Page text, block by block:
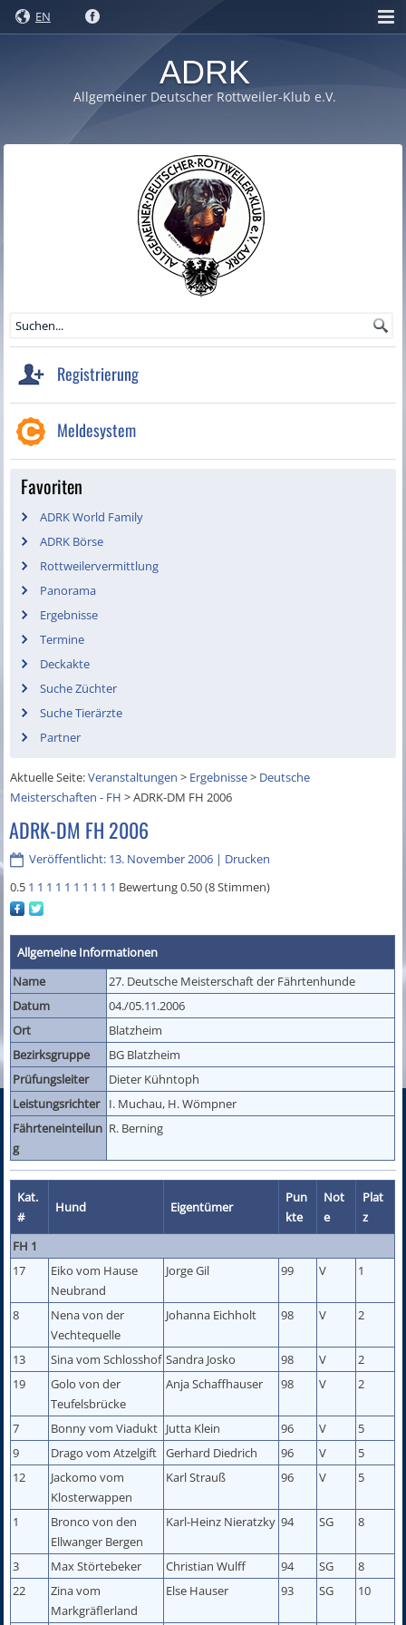
EN
ADRK
Allgemeiner Deutscher Rottweiler-Klub e.V.
Registrierung
Meldesystem
Favoriten
ADRK World Family
ADRK Börse
Rottweilervermittlung
Panorama
Ergebnisse
Termine
Deckakte
Suche Züchter
Suche Tierärzte
Partner
Aktuelle Seite:Veranstaltungen > Ergebnisse> Deutsche
Meisterschaften - FH >ADRK-DM FH 2006
ADRK-DM FH 2006
Veröffentlicht: 13. November 2006 | Drucken
0.5 1 1 1 1 1 1 1 1 1 1 Bewertung 0.50 (8 Stimmen)
Allgemeine Informationen
Name
27. Deutsche Meisterschaft der Fährtenhunde
Datum
04./05.11.2006
Ort
Blatzheim
Bezirksgruppe
BG Blatzheim
Prüfungsleiter
Dieter Kühntoph
Leistungsrichter I. Muchau, H. Wömpner
Fährteneinteilun
g
R. Berning
Kat.
#
Hund Eigentümer
Pun
kte
Not
e
Plat
z
FH 1
17
Eiko vom Hause
Neubrand
Jorge Gil 99 V 1
8
Nena von der
Vechtequelle
Johanna Eichholt 98 V 2
13 Sina vom Schlosshof Sandra Josko 98 V
2
19
Golo von der
Teufelsbrücke
Anja Schaffhauser 98 V 2
7 Bonny vom Viadukt Jutta Klein 96 V
5
9
Drago vom Atzelgift Gerhard Diedrich 96 V
5
12
Jackomo vom
Klosterwappen
Karl Strauß 96 V 5
1
Bronco von den
Ellwanger Bergen
Karl-Heinz Nieratzky 94 SG 8
3 Max Störtebeker Christian Wulff 94 SG
8
22
Zina vom
Markgräflerland
Else Hauser 93 SG 10